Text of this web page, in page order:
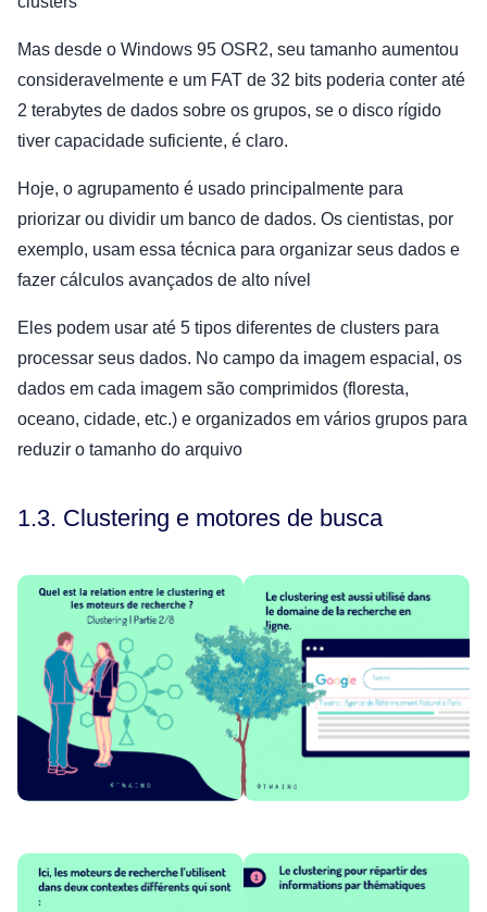
Mas desde o Windows 95 OSR2, seu tamanho aumentou
consideravelmente e um FAT de 32 bits poderia conter até
2 terabytes de dados sobre os grupos, se o disco rígido
tiver capacidade suficiente, é claro.
Hoje, o agrupamento é usado principalmente para
priorizar ou dividir um banco de dados. Os cientistas, por
exemplo, usam essa técnica para organizar seus dados e
fazer cálculos avançados de alto nível
Eles podem usar até 5 tipos diferentes de clusters para
processar seus dados. No campo da imagem espacial, os
dados em cada imagem são comprimidos (floresta,
oceano, cidade, etc.) e organizados em vários grupos para
reduzir o tamanho do arquivo
1.3. Clustering e motores de busca